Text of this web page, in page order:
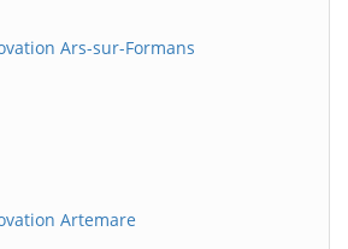
Ars-sur-Formans
Artemare